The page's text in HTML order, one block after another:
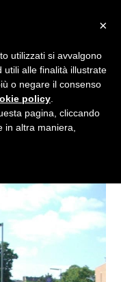
×
utilizzati si avvalgono
utili alle finalità illustrate
o negare il consenso
policy
pagina, cliccando
in altra maniera,